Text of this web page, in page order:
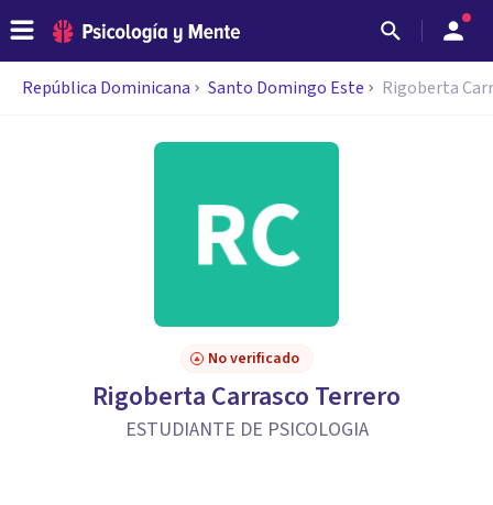
República Dominicana Santo Domingo Este Rigoberta
No verificado
Rigoberta Carrasco Terrero
ESTUDIANTE DE PSICOLOGIA